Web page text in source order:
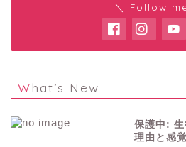
＼ Follow
What’s New
保護中: 生
理由と感